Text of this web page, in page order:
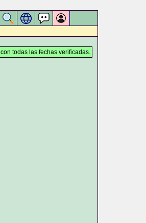
todas las fechas verificadas.